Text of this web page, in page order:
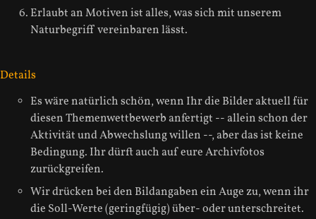
Erlaubt an Motiven ist alles, was sich mit unserem
Naturbegriff vereinbaren lässt.
Details
Es wäre natürlich schön, wenn Ihr die Bilder aktuell für
diesen Themenwettbewerb anfertigt -- allein schon der
Aktivität und Abwechslung willen --, aber das ist keine
Bedingung. Ihr dürft auch auf eure Archivfotos
zurückgreifen.
Wir drücken bei den Bildangaben ein Auge zu, wenn ihr
die Soll-Werte (geringfügig) über- oder unterschreitet.